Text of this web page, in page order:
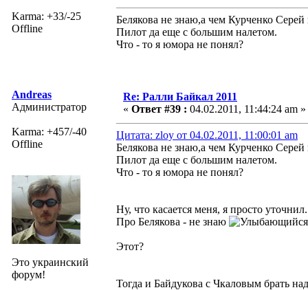
Karma: +33/-25
Offline
Белякова не знаю,а чем Курченко Серей
Пилот да еще с большим налетом.
Что - то я юмора не понял?
Andreas
Администратор
Karma: +457/-40
Offline
Это украинский
форум!
Re: Ралли Байкал 2011
« Ответ #39 : 04.02.2011, 11:44:24 am »
Цитата: zloy от 04.02.2011, 11:00:01 am
Белякова не знаю,а чем Курченко Серей
Пилот да еще с большим налетом.
Что - то я юмора не понял?
Ну, что касается меня, я просто уточнил.
Про Белякова - не знаю
Этот?
Тогда и Байдукова с Чкаловым брать